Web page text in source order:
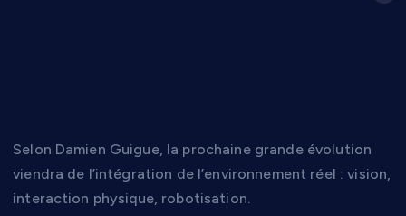
Selon Damien Guigue, la prochaine grande évolution
viendra de l’intégration de l’environnement réel : vision,
interaction physique, robotisation.